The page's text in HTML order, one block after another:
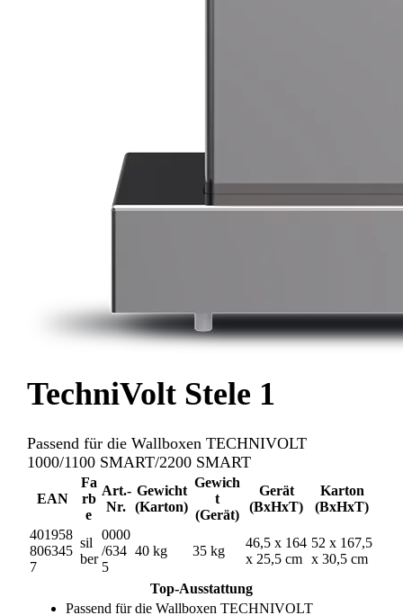
TechniVolt Stele 1
Passend für die Wallboxen TECHNIVOLT
1000/1100 SMART/2200 SMART
EAN
Fa
rb
e
Art.-
Nr.
Gewicht
(Karton)
Gewich
t
(Gerät)
Gerät
(BxHxT)
Karton
(BxHxT)
401958
806345
7
sil
ber
0000
/634
5
40 kg 35 kg
46,5 x 164
x 25,5 cm
52 x 167,5
x 30,5 cm
Top-Ausstattung
Passend für die Wallboxen TECHNIVOLT